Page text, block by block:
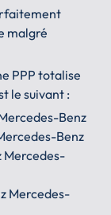
malgré
PPP totalise
le suivant :
Benz
Benz
Mercedes-
Mercedes-